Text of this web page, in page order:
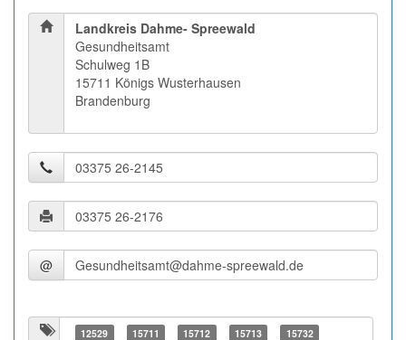
Landkreis Dahme- Spreewald
Gesundheitsamt
Schulweg 1B
15711 Königs Wusterhausen
Brandenburg
@
12529 15711 15712 15713
15732